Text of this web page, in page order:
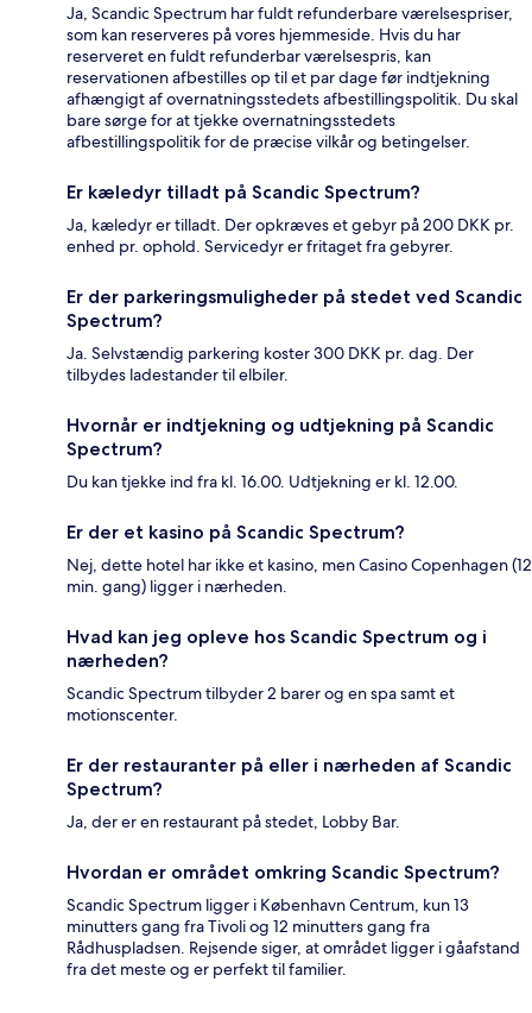
Ja, Scandic Spectrum har fuldt refunderbare værelsespriser,
som kan reserveres på vores hjemmeside. Hvis du har
reserveret en fuldt refunderbar værelsespris, kan
reservationen afbestilles op til et par dage før indtjekning
afhængigt af overnatningsstedets afbestillingspolitik. Du skal
bare sørge for at tjekke overnatningsstedets
afbestillingspolitik for de præcise vilkår og betingelser.
Er kæledyr tilladt på Scandic Spectrum?
Ja, kæledyr er tilladt. Der opkræves et gebyr på 200 DKK pr.
enhed pr. ophold. Servicedyr er fritaget fra gebyrer.
Er der parkeringsmuligheder på stedet ved Scandic
Spectrum?
Ja. Selvstændig parkering koster 300 DKK pr. dag. Der
tilbydes ladestander til elbiler.
Hvornår er indtjekning og udtjekning på Scandic
Spectrum?
Du kan tjekke ind fra kl. 16.00. Udtjekning er kl. 12.00.
Er der et kasino på Scandic Spectrum?
Nej, dette hotel har ikke et kasino, men Casino Copenhagen (12
min. gang) ligger i nærheden.
Hvad kan jeg opleve hos Scandic Spectrum og i
nærheden?
Scandic Spectrum tilbyder 2 barer og en spa samt et
motionscenter.
Er der restauranter på eller i nærheden af Scandic
Spectrum?
Ja, der er en restaurant på stedet, Lobby Bar.
Hvordan er området omkring Scandic Spectrum?
Scandic Spectrum ligger i København Centrum, kun 13
minutters gang fra Tivoli og 12 minutters gang fra
Rådhuspladsen. Rejsende siger, at området ligger i gåafstand
fra det meste og er perfekt til familier.